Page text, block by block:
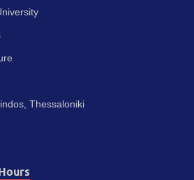
Thessaloniki